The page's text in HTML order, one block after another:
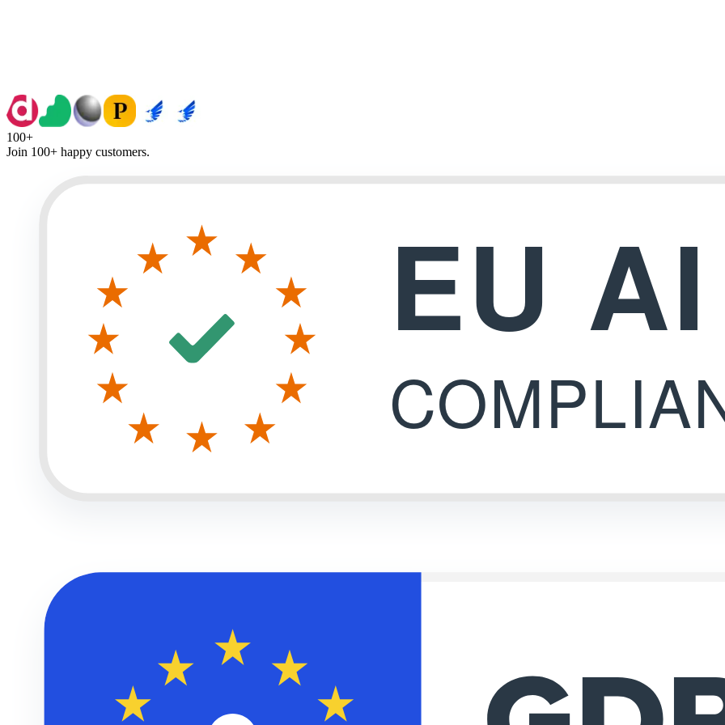
100+
Join 100+ happy customers.
EU